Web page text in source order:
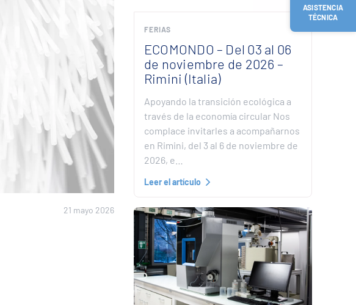
ASISTENCIA
TÉCNICA
21 mayo 2026
FERIAS
ECOMONDO – Del 03 al 06
de noviembre de 2026 –
Rimini (Italia)
Apoyando la transición ecológica a
través de la economía circular Nos
complace invitarles a acompañarnos
en Rimini, del 3 al 6 de noviembre de
2026, e…
Leer el artículo